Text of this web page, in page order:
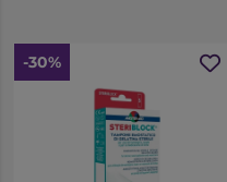
-30%